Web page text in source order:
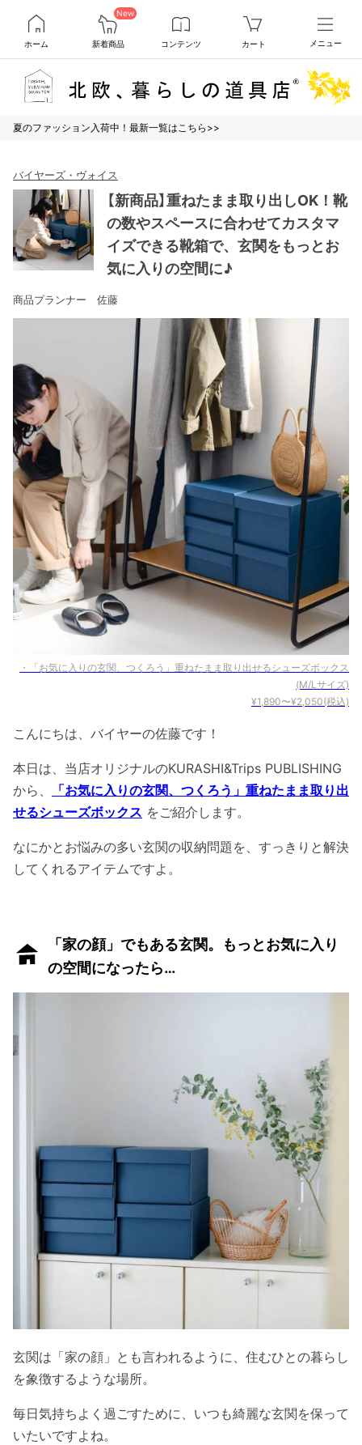
ホーム
New
新着商品 コンテンツ カート メニュー
夏のファッション入荷中！最新一覧はこちら>>
バイヤーズ・ヴォイス
【新商品】重ねたまま取り出しOK！靴
の数やスペースに合わせてカスタマ
イズできる靴箱で、玄関をもっとお
気に入りの空間に♪
商品プランナー 佐藤
・「お気に入りの玄関、つくろう」重ねたまま取り出せるシューズボックス
(M/Lサイズ)
¥1,890〜¥2,050(税込)
こんにちは、バイヤーの佐藤です！
本日は、当店オリジナルのKURASHI&Trips PUBLISHING
から、
「お気に入りの玄関、つくろう」重ねたまま取り出
せるシューズボックス をご紹介します。
なにかとお悩みの多い玄関の収納問題を、すっきりと解決
してくれるアイテムですよ。
「家の顔」でもある玄関。もっとお気に入り
の空間になったら…
玄関は「家の顔」とも言われるように、住むひとの暮らし
を象徴するような場所。
毎日気持ちよく過ごすために、いつも綺麗な玄関を保って
いたいですよね。